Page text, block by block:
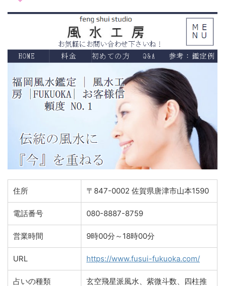
住所 〒847-0002 佐賀県唐津市山本1590
電話番号 080-8887-8759
営業時間 9時00分～18時00分
URL https://www.fusui-fukuoka.com/
占いの種類 玄空飛星派風水、紫微斗数、四柱推